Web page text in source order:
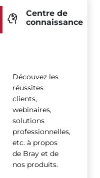
Centre de
connaissance
Découvez les
réussites
clients,
webinaires,
solutions
professionnelles,
etc. à propos
de Bray et de
nos produits.